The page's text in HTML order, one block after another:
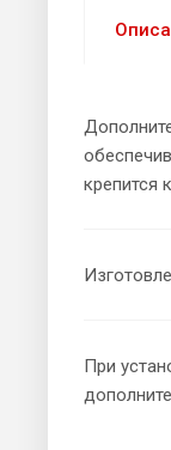
крепится
При